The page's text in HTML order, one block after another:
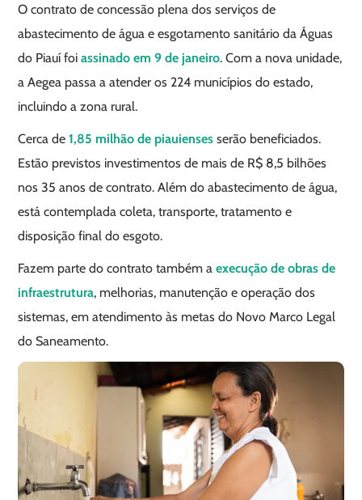
O contrato de concessão plena dos serviços de
abastecimento de água e esgotamento sanitário da Águas
do Piauí foiassinado em 9 de janeiro. Com a nova unidade,
a Aegea passa a atender os 224 municípios do estado,
incluindo a zona rural.
Cerca de1,85 milhão de piauienses serão beneficiados.
Estão previstos investimentos de mais de R$ 8,5 bilhões
nos 35 anos de contrato. Além do abastecimento de água,
está contemplada coleta, transporte, tratamento e
disposição final do esgoto.
Fazem parte do contrato também aexecução de obras de
infraestrutura, melhorias, manutenção e operação dos
sistemas, em atendimento às metas do Novo Marco Legal
do Saneamento.